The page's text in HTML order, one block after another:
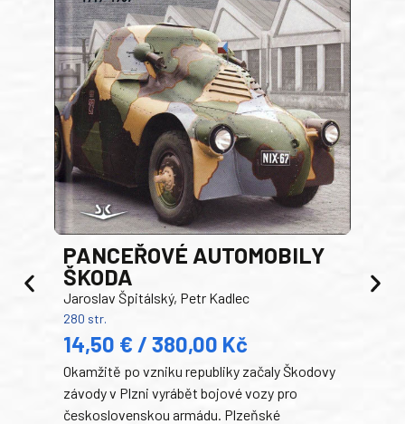
PANCEŘOVÉ AUTOMOBILY
ŠKODA
Jaroslav Špitálský, Petr Kadlec
280 str.
14,50 € / 380,00 Kč
Okamžitě po vzniku republiky začaly Škodovy
závody v Plzni vyrábět bojové vozy pro
československou armádu. Plzeňské